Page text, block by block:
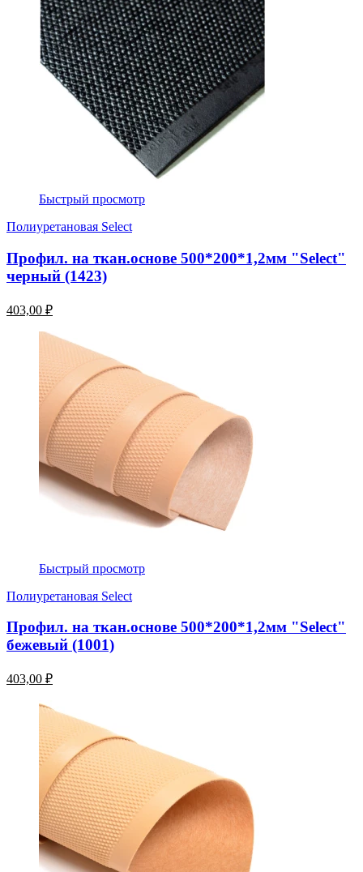
Быстрый просмотр
Полиуретановая Select
Профил. на ткан.основе 500*200*1,2мм "Select"
черный (1423)
403,00 ₽
Быстрый просмотр
Полиуретановая Select
Профил. на ткан.основе 500*200*1,2мм "Select"
бежевый (1001)
403,00 ₽